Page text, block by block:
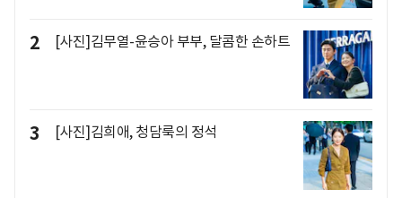
2 [사진]김무열-윤승아 부부, 달콤한 손하트
3 [사진]김희애, 청담룩의 정석